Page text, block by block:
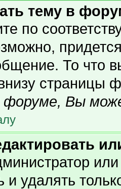
тему в
по
То что
страницы
Вы
и удалять